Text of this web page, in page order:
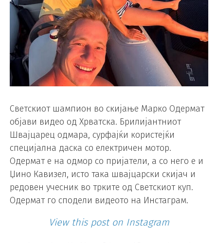
Светскиот шампион во скијање Марко Одермат
објави видео од Хрватска. Брилијантниот
Швајцарец одмара, сурфајќи користејќи
специјална даска со електричен мотор.
Одермат е на одмор со пријатели, а со него е и
Џино Кавизел, исто така швајцарски скијач и
редовен учесник во трките од Светскиот куп.
Одермат го сподели видеото на Инстаграм.
View this post on Instagram